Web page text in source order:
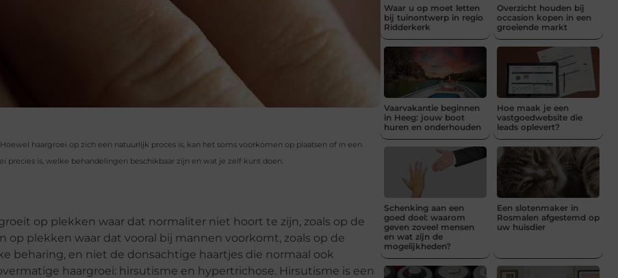
haargroei op zich een natuurlijk proces is, kan het soms voorkomen op plaatsen of in een
is, welke behandelingen beschikbaar zijn en wat je zelf kunt doen.
op plekken waar dat normaliter niet hoort te zijn, zoals op de
plekken waar dat vooral bij mannen voorkomt, zoals op de
beharing, en niet de donsachtige haartjes die normaal ook
haargroei: hirsutisme en hypertrichose. Hirsutisme is een
Waar u op moet letten
bij tuinontwerp in regio
Ridderkerk
Overzicht houden bij
occasion kopen in een
groeiende markt
Vaarvakantie beginnen
in Heeg: jouw boot
huren en onderhouden
Hoe maak je een
vastgoedwebsite die
leads oplevert?
Schenking aan een
goed doel: waarom
geven zoveel mensen
en wat zijn de
mogelijkheden?
Een slotenmaker in
Rosmalen afgestemd op
uw huisdier